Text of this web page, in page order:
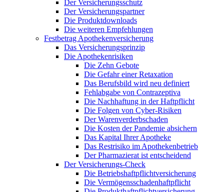
Der Versicherungsschutz
Der Versicherungspartner
Die Produktdownloads
Die weiteren Empfehlungen
Festbetrag Apothekenversicherung
Das Versicherungsprinzip
Die Apothekenrisiken
Die Zehn Gebote
Die Gefahr einer Retaxation
Das Berufsbild wird neu definiert
Fehlabgabe von Contrazeptiva
Die Nachhaftung in der Haftpflicht
Die Folgen von Cyber-Risiken
Der Warenverderbschaden
Die Kosten der Pandemie absichern
Das Kapital Ihrer Apotheke
Das Restrisiko im Apothekenbetrieb
Der Pharmazierat ist entscheidend
Der Versicherungs-Check
Die Betriebshaftpflichtversicherung
Die Vermögensschadenhaftpflicht